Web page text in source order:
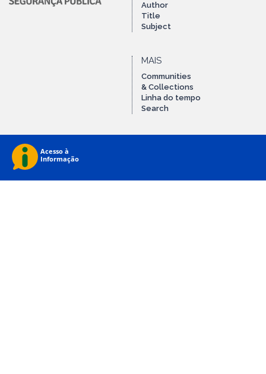
Author
Title
Subject
MAIS
Communities
& Collections
Linha do tempo
Search